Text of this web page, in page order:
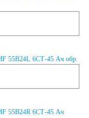
55B24L 6СТ-45 Ач обр.
55B24R 6СТ-45 Ач